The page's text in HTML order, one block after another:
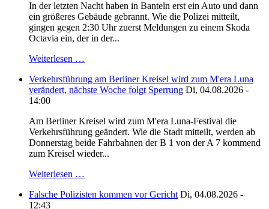
In der letzten Nacht haben in Banteln erst ein Auto und dann
ein größeres Gebäude gebrannt. Wie die Polizei mitteilt,
gingen gegen 2:30 Uhr zuerst Meldungen zu einem Skoda
Octavia ein, der in der...
Weiterlesen …
Verkehrsführung am Berliner Kreisel wird zum M'era Luna
verändert, nächste Woche folgt Sperrung Di, 04.08.2026 -
14:00
Am Berliner Kreisel wird zum M'era Luna-Festival die
Verkehrsführung geändert. Wie die Stadt mitteilt, werden ab
Donnerstag beide Fahrbahnen der B 1 von der A 7 kommend
zum Kreisel wieder...
Weiterlesen …
Falsche Polizisten kommen vor Gericht Di, 04.08.2026 -
12:43